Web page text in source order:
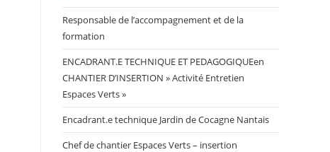
Responsable de l’accompagnement et de la
formation
ENCADRANT.E TECHNIQUE ET PEDAGOGIQUEen
CHANTIER D’INSERTION » Activité Entretien
Espaces Verts »
Encadrant.e technique Jardin de Cocagne Nantais
Chef de chantier Espaces Verts – insertion